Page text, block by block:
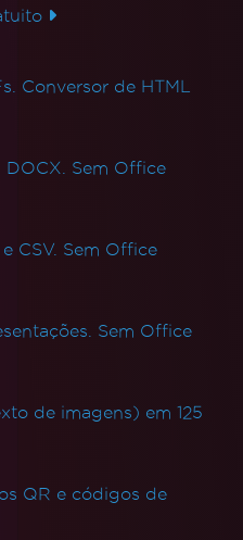
diversas aplicações.
Conversor de HTML
Sem Office
CSV. Sem Office
Sem Office
de imagens) em 125
QR e códigos de